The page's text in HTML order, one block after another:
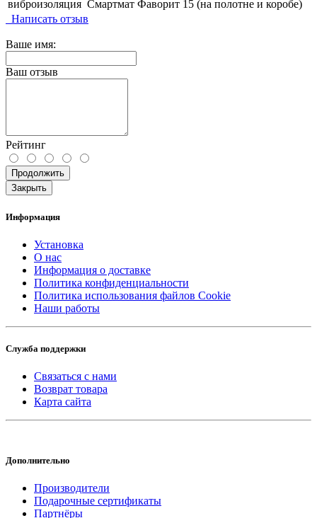
виброизоляция Смартмат Фаворит 15 (на полотне и коробе)
Написать отзыв
Ваше имя:
Ваш отзыв
Рейтинг
Продолжить
Закрыть
Информация
Установка
О нас
Информация о доставке
Политика конфиденциальности
Политика использования файлов Cookie
Наши работы
Служба поддержки
Связаться с нами
Возврат товара
Карта сайта
Дополнительно
Производители
Подарочные сертификаты
Партнёры